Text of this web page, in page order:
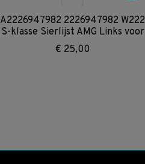
A2226947982 2226947982 W222
S-klasse Sierlijst AMG Links voor
€ 25,00